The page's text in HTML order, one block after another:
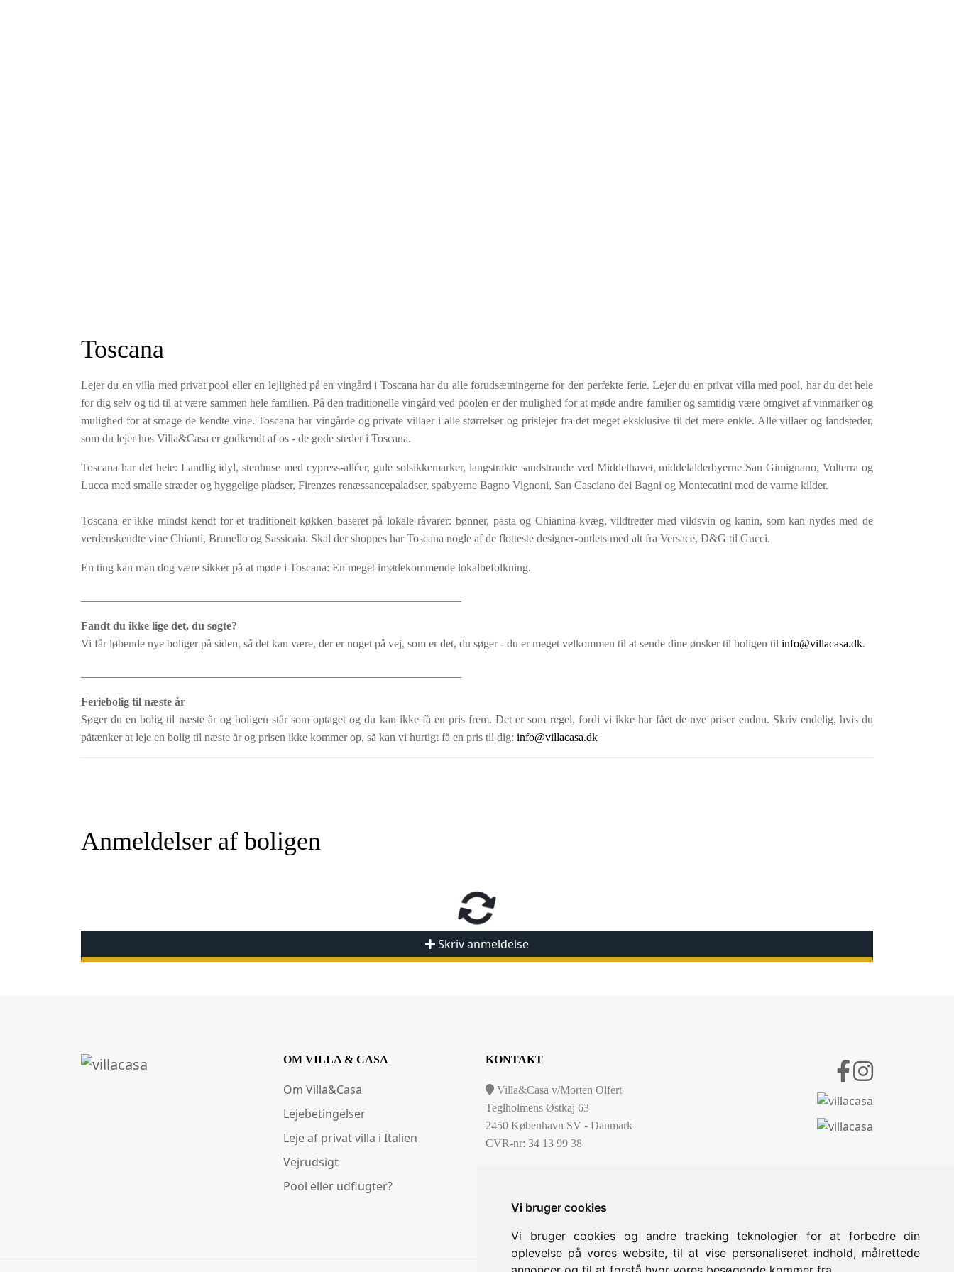
Vi bruger cookies
Vi bruger cookies og andre tracking teknologier for at forbedre din
oplevelse på vores website, til at vise personaliseret indhold, målrettede
Toscana
Lejer du en villa med privat pool eller en lejlighed på en vingård i Toscana har du alle forudsætningerne for den perfekte ferie. Lejer du en privat villa med pool, har du det hele
for dig selv og tid til at være sammen hele familien. På den traditionelle vingård ved poolen er der mulighed for at møde andre familier og samtidig være omgivet af vinmarker og
mulighed for at smage de kendte vine. Toscana har vingårde og private villaer i alle størrelser og prislejer fra det meget eksklusive til det mere enkle. Alle villaer og landsteder,
som du lejer hos Villa&Casa er godkendt af os - de gode steder i Toscana.
Toscana har det hele: Landlig idyl, stenhuse med cypress-alléer, gule solsikkemarker, langstrakte sandstrande ved Middelhavet, middelalderbyerne San Gimignano, Volterra og
Lucca med smalle stræder og hyggelige pladser, Firenzes renæssancepaladser, spabyerne Bagno Vignoni, San Casciano dei Bagni og Montecatini med de varme kilder.
Toscana er ikke mindst kendt for et traditionelt køkken baseret på lokale råvarer: bønner, pasta og Chianina-kvæg, vildtretter med vildsvin og kanin, som kan nydes med de
verdenskendte vine Chianti, Brunello og Sassicaia. Skal der shoppes har Toscana nogle af de flotteste designer-outlets med alt fra Versace, D&G til Gucci.
En ting kan man dog være sikker på at møde i Toscana: En meget imødekommende lokalbefolkning.
Fandt du ikke lige det, du søgte?
Vi får løbende nye boliger på siden, så det kan være, der er noget på vej, som er det, du søger - du er meget velkommen til at sende dine ønsker til boligen til info@villacasa.dk.
Feriebolig til næste år
Søger du en bolig til næste år og boligen står som optaget og du kan ikke få en pris frem. Det er som regel, fordi vi ikke har fået de nye priser endnu. Skriv endelig, hvis du
påtænker at leje en bolig til næste år og prisen ikke kommer op, så kan vi hurtigt få en pris til dig: info@villacasa.dk
Anmeldelser af boligen
Skriv anmeldelse
OM VILLA & CASA
Om Villa&Casa
Lejebetingelser
Leje af privat villa i Italien
Vejrudsigt
Pool eller udflugter?
KONTAKT
Villa&Casa v/Morten Olfert
Teglholmens Østkaj 63
2450 København SV - Danmark
CVR-nr: 34 13 99 38
info@villacasa.dk